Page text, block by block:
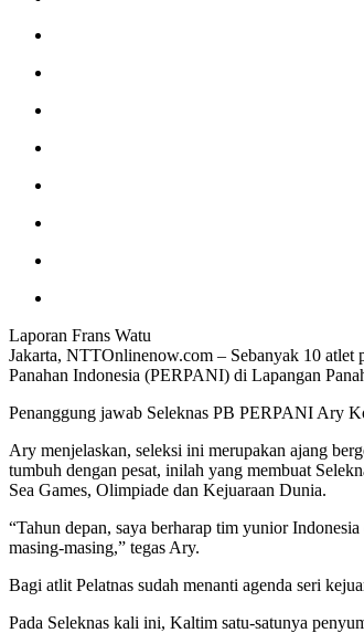
Laporan Frans Watu
Jakarta, NTTOnlinenow.com – Sebanyak 10 atlet
Panahan Indonesia (PERPANI) di Lapangan
Penanggung jawab Seleknas PB PERPANI Ary
Ary menjelaskan, seleksi ini merupakan ajang
tumbuh dengan pesat, inilah yang membuat
Sea Games, Olimpiade dan Kejuaraan Dunia.
“Tahun depan, saya berharap tim yunior
masing-masing,” tegas Ary.
Bagi atlit Pelatnas sudah menanti agenda seri
Pada Seleknas kali ini, Kaltim satu-satunya